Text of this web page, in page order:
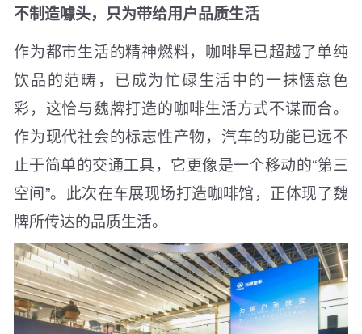
不制造噱头，只为带给用户品质生活
作为都市生活的精神燃料，咖啡早已超越了单纯
饮品的范畴，已成为忙碌生活中的一抹惬意色
彩，这恰与魏牌打造的咖啡生活方式不谋而合。
作为现代社会的标志性产物，汽车的功能已远不
止于简单的交通工具，它更像是一个移动的“第三
空间”。此次在车展现场打造咖啡馆，正体现了魏
牌所传达的品质生活。